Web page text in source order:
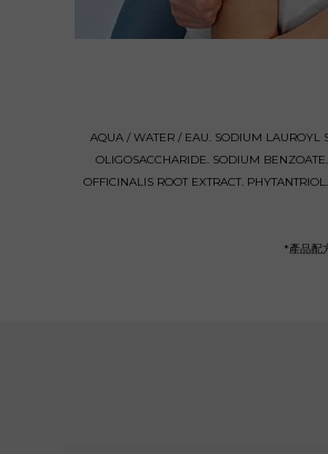
AQUA / WATER / EAU. SODIUM LAUROYL
OLIGOSACCHARIDE. SODIUM
OFFICINALIS ROOT EXTRACT.
*產品配